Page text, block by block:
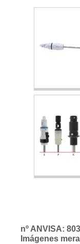
nº ANVISA:
Imágenes